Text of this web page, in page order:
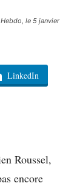
le 5 janvier
LinkedIn
Roussel,
encore